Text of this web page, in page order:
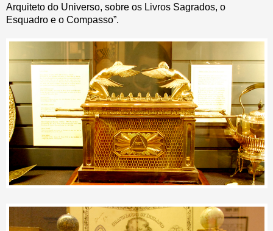
Arquiteto do Universo, sobre os Livros Sagrados, o
Esquadro e o Compasso”.